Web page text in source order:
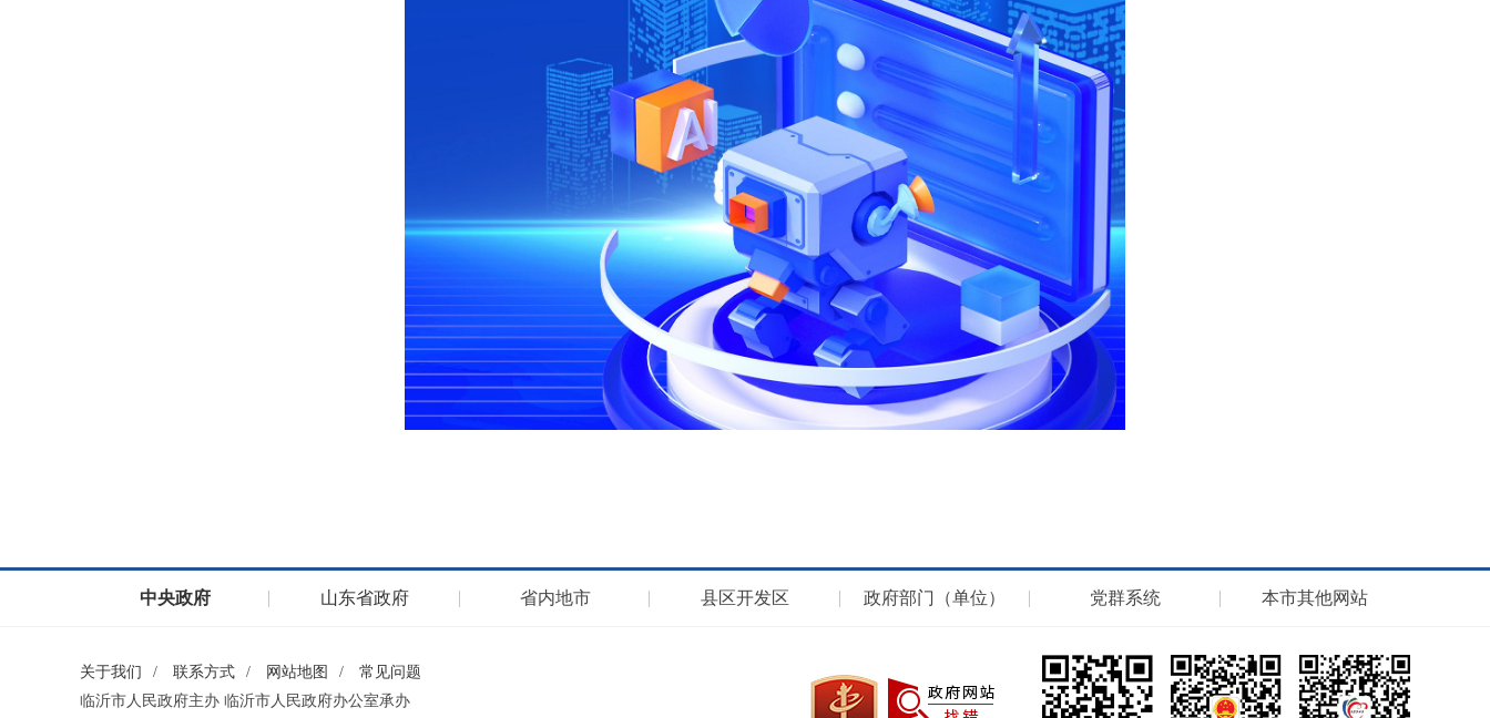
中央政府 山东省政府 省内地市 县区开发区 政府部门（单位） 党群系统 本市其他网站
关于我们 / 联系方式 / 网站地图 /
常见问题
临沂市人民政府主办 临沂市人民政府办公室承办